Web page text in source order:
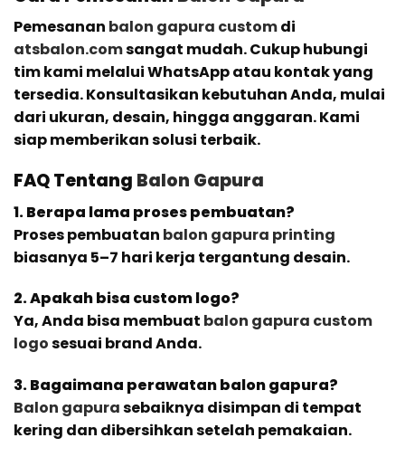
Pemesanan balon gapura customdi
atsbalon.comsangat mudah. Cukup hubungi
tim kami melalui WhatsApp atau kontak yang
tersedia. Konsultasikan kebutuhan Anda, mulai
dari ukuran, desain, hingga anggaran. Kami
siap memberikan solusi terbaik.
FAQ Tentang Balon Gapura
1. Berapa lama proses pembuatan?
Proses pembuatan balon gapura printing
biasanya 5–7 hari kerja tergantung desain.
2. Apakah bisa custom logo?
Ya, Anda bisa membuat balon gapura custom
logosesuai brand Anda.
3. Bagaimana perawatan balon gapura?
Balon gapurasebaiknya disimpan di tempat
kering dan dibersihkan setelah pemakaian.